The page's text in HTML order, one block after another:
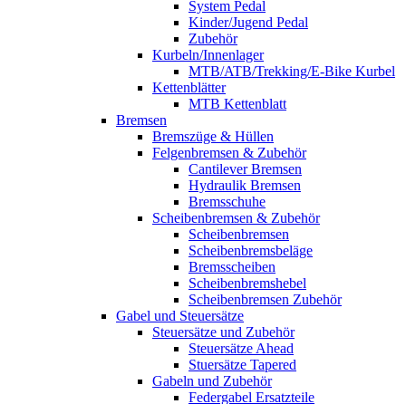
System Pedal
Kinder/Jugend Pedal
Zubehör
Kurbeln/Innenlager
MTB/ATB/Trekking/E-Bike Kurbel
Kettenblätter
MTB Kettenblatt
Bremsen
Bremszüge & Hüllen
Felgenbremsen & Zubehör
Cantilever Bremsen
Hydraulik Bremsen
Bremsschuhe
Scheibenbremsen & Zubehör
Scheibenbremsen
Scheibenbremsbeläge
Bremsscheiben
Scheibenbremshebel
Scheibenbremsen Zubehör
Gabel und Steuersätze
Steuersätze und Zubehör
Steuersätze Ahead
Stuersätze Tapered
Gabeln und Zubehör
Federgabel Ersatzteile